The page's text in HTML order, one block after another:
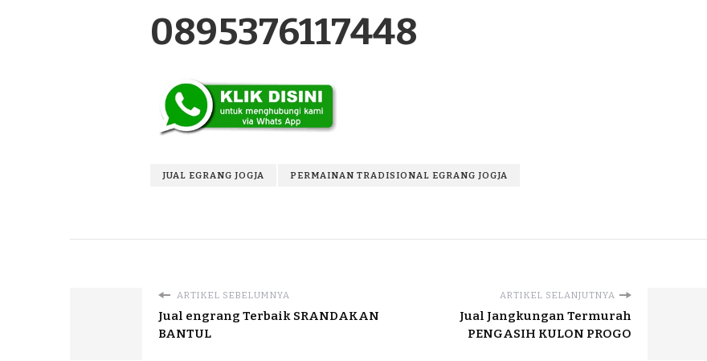
0895376117448
JUAL EGRANG JOGJA PERMAINAN TRADISIONAL EGRANG JOGJA
ARTIKEL SEBELUMNYA
Jual engrang Terbaik SRANDAKAN
BANTUL
ARTIKEL SELANJUTNYA
Jual Jangkungan Termurah
PENGASIH KULON PROGO